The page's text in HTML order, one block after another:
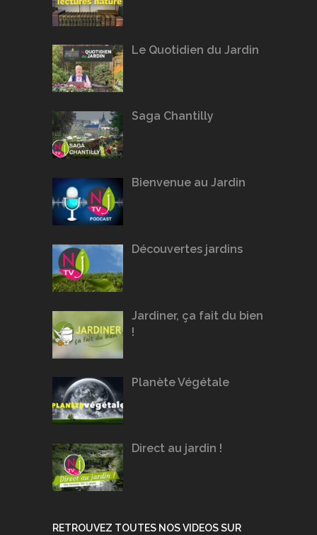
Le Quotidien du Jardin
Saga Chantilly
Bienvenue au Jardin
Découvertes jardins
Jardiner, ça fait du bien
!
Planète Végétale
Direct au jardin !
RETROUVEZ TOUTES NOS VIDEOS SUR